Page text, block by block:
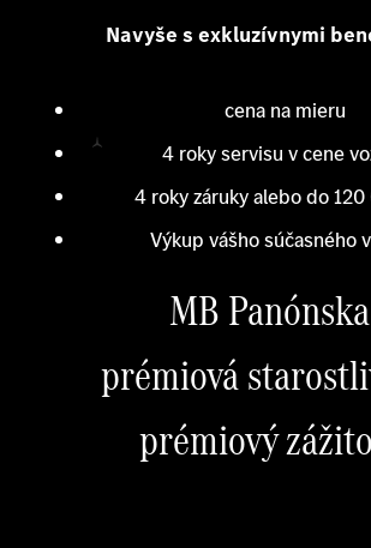
Navyše s exkluzívnymi
cena na mieru
4 roky servisu v cene
4 roky záruky alebo do
Výkup vášho súčasného
MB Panónska
prémiová
prémiový